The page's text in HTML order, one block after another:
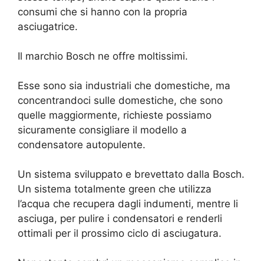
consumi che si hanno con la propria
asciugatrice.
Il marchio Bosch ne offre moltissimi.
Esse sono sia industriali che domestiche, ma
concentrandoci sulle domestiche, che sono
quelle maggiormente, richieste possiamo
sicuramente consigliare il modello a
condensatore autopulente.
Un sistema sviluppato e brevettato dalla Bosch.
Un sistema totalmente green che utilizza
l’acqua che recupera dagli indumenti, mentre li
asciuga, per pulire i condensatori e renderli
ottimali per il prossimo ciclo di asciugatura.